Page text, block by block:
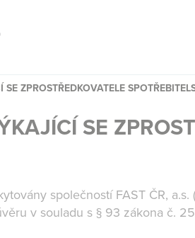
ZPROSTŘEDKOVATELE
SE
společností FAST ČR,
v souladu s § 93 zákona č.